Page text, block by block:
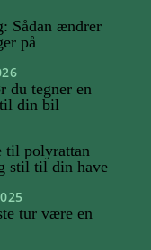
Sådan ændrer
på
du tegner en
din bil
til polyrattan
stil til din have
tur være en